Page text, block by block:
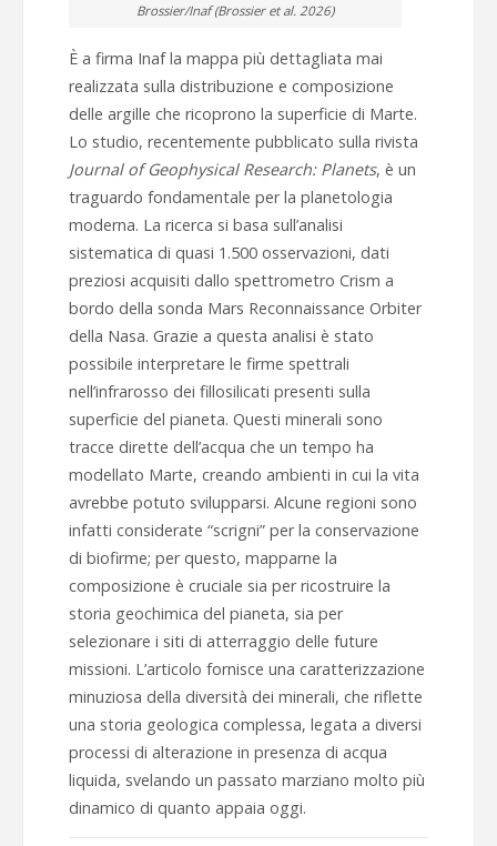
Brossier/Inaf (Brossier et al. 2026)
È a firma Inaf la mappa più dettagliata mai
realizzata sulla distribuzione e composizione
delle argille che ricoprono la superficie di Marte.
Lo studio, recentemente pubblicato sulla rivista
Journal of Geophysical Research: Planets, è un
traguardo fondamentale per la planetologia
moderna. La ricerca si basa sull’analisi
sistematica di quasi 1.500 osservazioni, dati
preziosi acquisiti dallo spettrometro Crism a
bordo della sonda Mars Reconnaissance Orbiter
della Nasa. Grazie a questa analisi è stato
possibile interpretare le firme spettrali
nell’infrarosso dei fillosilicati presenti sulla
superficie del pianeta. Questi minerali sono
tracce dirette dell’acqua che un tempo ha
modellato Marte, creando ambienti in cui la vita
avrebbe potuto svilupparsi. Alcune regioni sono
infatti considerate “scrigni” per la conservazione
di biofirme; per questo, mapparne la
composizione è cruciale sia per ricostruire la
storia geochimica del pianeta, sia per
selezionare i siti di atterraggio delle future
missioni. L’articolo fornisce una caratterizzazione
minuziosa della diversità dei minerali, che riflette
una storia geologica complessa, legata a diversi
processi di alterazione in presenza di acqua
liquida, svelando un passato marziano molto più
dinamico di quanto appaia oggi.